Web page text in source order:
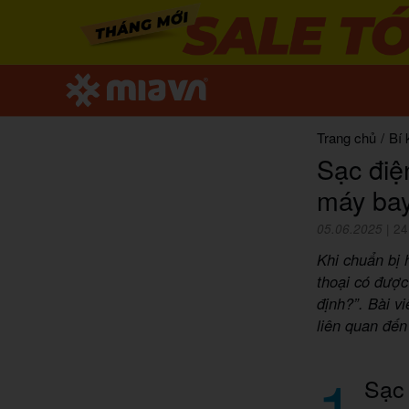
Trang chủ / Bí
Sạc
máy
05.06.2025
Khi chuẩn bị
thoại có
định?”. Bài
liên quan